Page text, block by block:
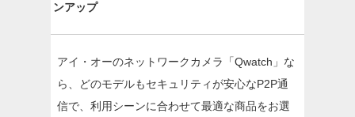
ンアップ
アイ・オーのネットワークカメラ「Qwatch」な
ら、どのモデルもセキュリティが安心なP2P通
信で、利用シーンに合わせて最適な商品をお選